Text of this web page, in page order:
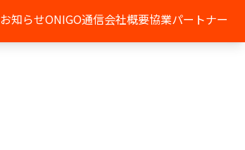
お知らせONIGO通信会社概要協業パートナー